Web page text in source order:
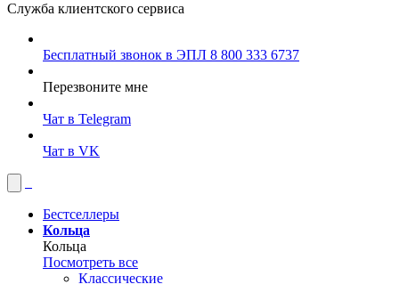
Служба клиентского сервиса
Бесплатный звонок в ЭПЛ 8 800 333 6737
Перезвоните мне
Чат в Telegram
Чат в VK
Бестселлеры
Кольца
Кольца
Посмотреть все
Классические